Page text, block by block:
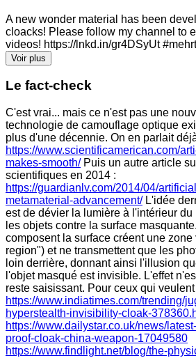
A new wonder material has been
cloacks! Please follow my channel to
videos! https://lnkd.in/gr4DSyUt
Voir plus
Le fact-check
C'est vrai... mais ce n'est pas une
technologie de camouflage optique
plus d'une décennie. On en parlait
https://www.scientificamerican.com/
makes-smooth/Puis un autre article
scientifiques en 2014 :
https://guardianlv.com/2014/04/
metamaterial-advancement/L'idée
est de dévier la lumière à l'intérieur
les objets contre la surface
composent la surface créent une
region") et ne transmettent que les
loin derrière, donnant ainsi l'illusion
l'objet masqué est invisible. L'effet
reste saisissant. Pour ceux qui
https://www.indiatimes.com/trending/
hyperstealth-invisibility-cloak-
https://www.dailystar.co.uk/news/
proof-cloak-china-weapon-17049580
https://www.findlight.net/blog/the-